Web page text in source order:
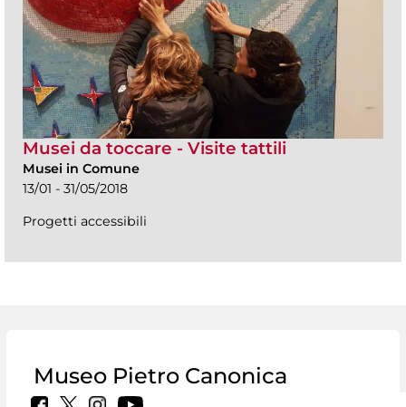
Musei da toccare - Visite tattili
Musei in Comune
13/01 - 31/05/2018
Progetti accessibili
Museo Pietro Canonica